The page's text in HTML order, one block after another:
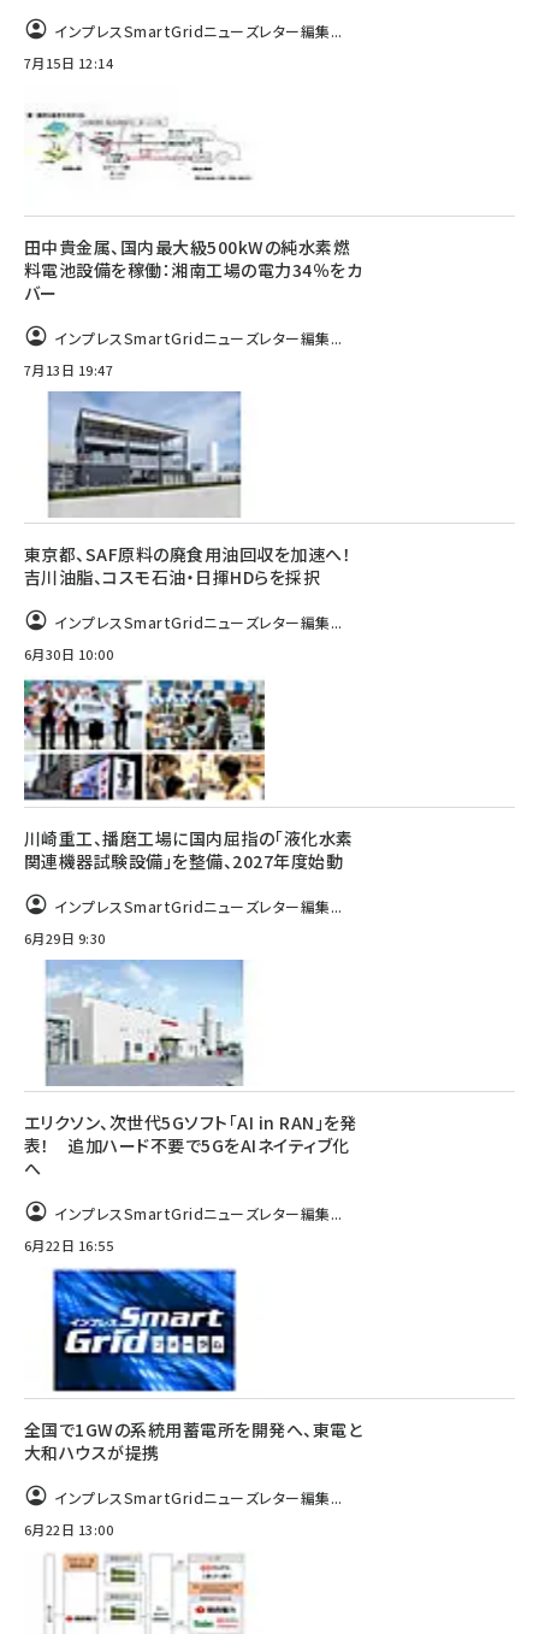
インプレスSmartGridニューズレター編集...
7月15日 12:14
田中貴金属、国内最大級500kWの純水素燃
料電池設備を稼働：湘南工場の電力34％をカ
バー
インプレスSmartGridニューズレター編集...
7月13日 19:47
東京都、SAF原料の廃食用油回収を加速へ！
吉川油脂、コスモ石油・日揮HDらを採択
インプレスSmartGridニューズレター編集...
6月30日 10:00
川崎重工、播磨工場に国内屈指の「液化水素
関連機器試験設備」を整備、2027年度始動
インプレスSmartGridニューズレター編集...
6月29日 9:30
エリクソン、次世代5Gソフト「AI in RAN」を発
表！ 追加ハード不要で5GをAIネイティブ化
へ
インプレスSmartGridニューズレター編集...
6月22日 16:55
全国で1GWの系統用蓄電所を開発へ、東電と
大和ハウスが提携
インプレスSmartGridニューズレター編集...
6月22日 13:00